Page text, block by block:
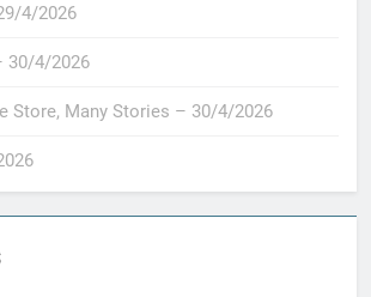
4/2026
30/4/2026
Store, Many Stories – 30/4/2026